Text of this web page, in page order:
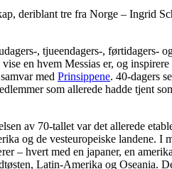
deriblant tre fra Norge – Ingrid
, tjueendagers-, førtidagers-
en hvem Messias er, og
med Prinsippene. 40-dagers
som allerede hadde tjent
av 70-tallet var det allerede
og de vesteuropeiske landene. I
– hvert med en japaner, en
Latin-Amerika og Oseania.